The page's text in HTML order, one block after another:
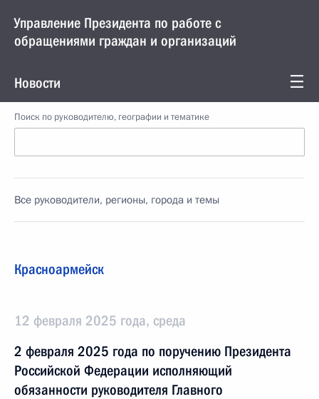
Управление Президента по работе с
обращениями граждан и организаций
Новости
Поиск по руководителю, географии и тематике
Все руководители, регионы, города и темы
Красноармейск
12 февраля 2025 года, среда
2 февраля 2025 года по поручению Президента
Российской Федерации исполняющий
обязанности руководителя Главного